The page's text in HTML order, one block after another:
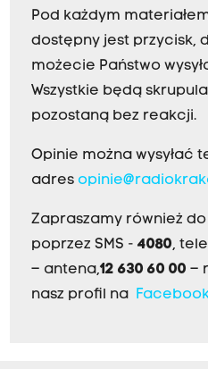
Pod każdym
dostępny jest przycisk,
możecie Państwo
Wszystkie będą
pozostaną bez reakcji.
Opinie można wysyłać
adres
Zapraszamy również
poprzez SMS - 4080,
– antena,12 630 60 00 –
nasz profil na